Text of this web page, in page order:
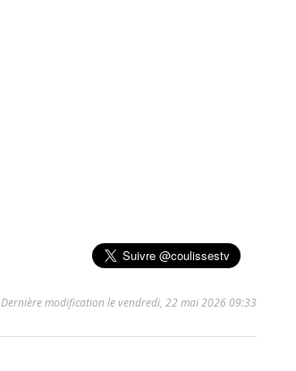
Dernière modification le vendredi, 22 mai 2026 09:33